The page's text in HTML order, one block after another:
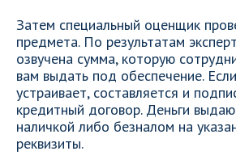
Затем специальный оценщик
предмета. По результатам
озвучена сумма, которую
вам выдать под обеспечение.
устраивает, составляется и
кредитный договор. Деньги
наличкой либо безналом на
реквизиты.